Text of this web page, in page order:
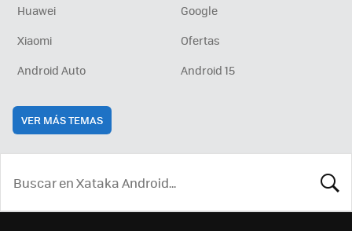
Huawei
Google
Xiaomi
Ofertas
Android Auto
Android 15
VER MÁS TEMAS